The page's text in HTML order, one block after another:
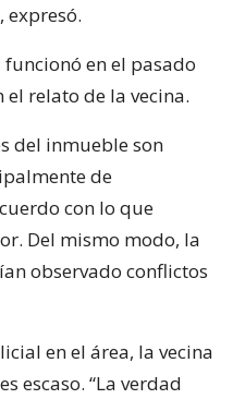
expresó.
en el pasado
relato de la vecina.
del inmueble son
de
con lo que
Del mismo modo, la
observado conflictos
en el área, la vecina
escaso. “La verdad